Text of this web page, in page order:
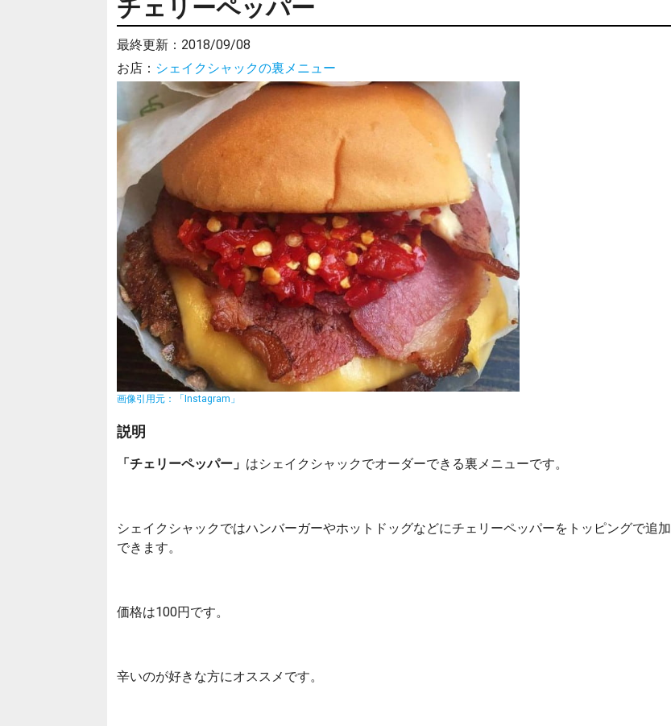
チェリーペッパー
最終更新： 2018/09/08
お店： シェイクシャックの裏メニュー
画像引用元：「Instagram」
説明
「チェリーペッパー」 はシェイクシャックでオーダーできる裏メニューです。
シェイクシャックではハンバーガーやホットドッグなどにチェリーペッパーをトッピングで追加
できます。
価格は100円です。
辛いのが好きな方にオススメです。